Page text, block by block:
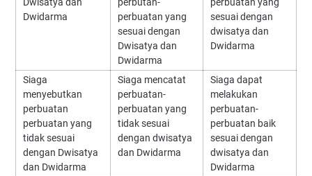
Dwidarma
perbuatan yang
sesuai dengan
Dwisatya dan
Dwidarma
sesuai dengan
dwisatya dan
Dwidarma
Siaga
menyebutkan
perbuatan
perbuatan yang
tidak sesuai
dengan Dwisatya
dan Dwidarma
Siaga mencatat
perbuatan-
perbuatan yang
tidak sesuai
dengan dwisatya
dan Dwidarma
Siaga dapat
melakukan
perbuatan-
perbuatan baik
sesuai dengan
dwisatya dan
Dwidarma